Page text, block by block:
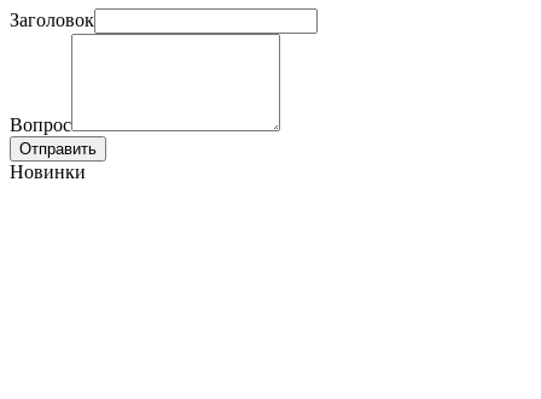
Заголовок
Вопрос
Отправить
Новинки